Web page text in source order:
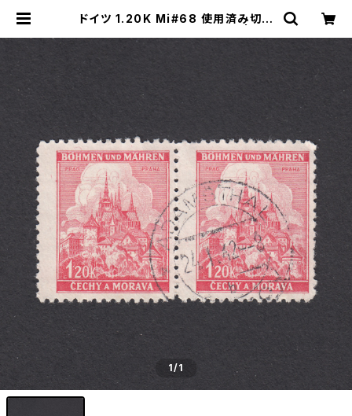
ドイツ 1.20K Mi#68 使用済み切手
グスタンプのネットショップ | Young
1/1